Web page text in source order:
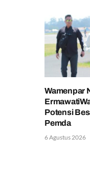
Wamenpar
Potensi
Pemda
6 Agustus 2026